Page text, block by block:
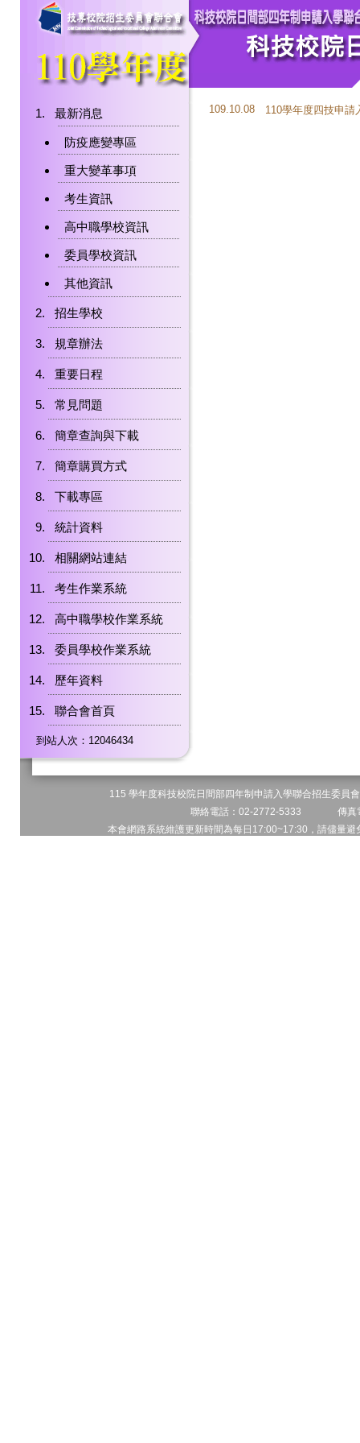
最新消息
防疫應變專區
重大變革事項
考生資訊
高中職學校資訊
委員學校資訊
其他資訊
招生學校
規章辦法
重要日程
常見問題
簡章查詢與下載
簡章購買方式
下載專區
統計資料
相關網站連結
考生作業系統
高中職學校作業系統
委員學校作業系統
歷年資料
聯合會首頁
到站人次：12046434
109.10.08 110學年度四技申請
115 學年度科技校院日間部四年制申請入學聯合招生委
聯絡電話：02-2772-5333 傳
本會網路系統維護更新時間為每日17:00~17:30，請儘量